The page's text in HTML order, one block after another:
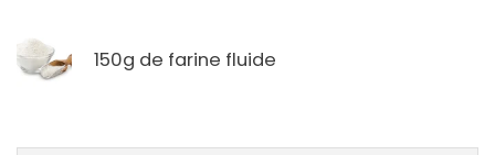
150g de farine fluide